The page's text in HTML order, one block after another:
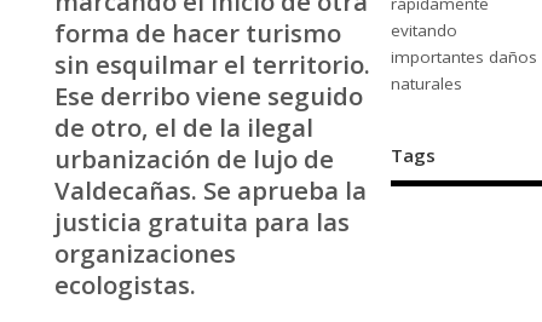
forma de hacer turismo
sin esquilmar el territorio.
Ese derribo viene seguido
de otro, el de la ilegal
urbanización de lujo de
Valdecañas. Se aprueba la
justicia gratuita para las
organizaciones
ecologistas.
evitando
importantes daños
naturales
Tags